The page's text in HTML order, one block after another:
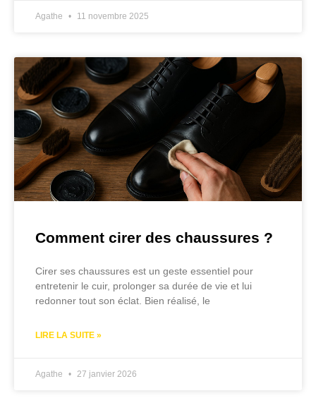
Agathe 11 novembre 2025
Comment cirer des chaussures ?
Cirer ses chaussures est un geste essentiel pour
entretenir le cuir, prolonger sa durée de vie et lui
redonner tout son éclat. Bien réalisé, le
LIRE LA SUITE »
Agathe 27 janvier 2026